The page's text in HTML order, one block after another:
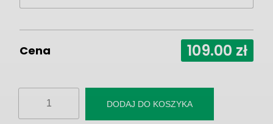
Cena 109.00 zł
DODAJ DO KOSZYKA